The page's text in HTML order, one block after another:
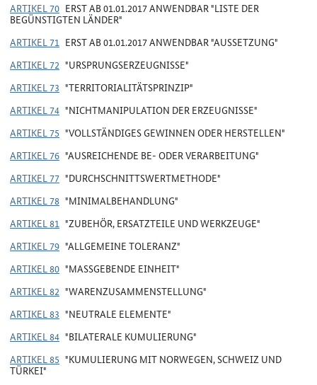
ARTIKEL 70 ERST AB 01.01.2017 ANWENDBAR "LISTE DER
BEGÜNSTIGTEN LÄNDER"
ARTIKEL 71 ERST AB 01.01.2017 ANWENDBAR "AUSSETZUNG"
ARTIKEL 72 "URSPRUNGSERZEUGNISSE"
ARTIKEL 73 "TERRITORIALITÄTSPRINZIP"
ARTIKEL 74 "NICHTMANIPULATION DER ERZEUGNISSE"
ARTIKEL 75 "VOLLSTÄNDIGES GEWINNEN ODER HERSTELLEN"
ARTIKEL 76 "AUSREICHENDE BE- ODER VERARBEITUNG"
ARTIKEL 77 "DURCHSCHNITTSWERTMETHODE"
ARTIKEL 78 "MINIMALBEHANDLUNG"
ARTIKEL 81 "ZUBEHÖR, ERSATZTEILE UND WERKZEUGE"
ARTIKEL 79 "ALLGEMEINE TOLERANZ"
ARTIKEL 80 "MASSGEBENDE EINHEIT"
ARTIKEL 82 "WARENZUSAMMENSTELLUNG"
ARTIKEL 83 "NEUTRALE ELEMENTE"
ARTIKEL 84 "BILATERALE KUMULIERUNG"
ARTIKEL 85 "KUMULIERUNG MIT NORWEGEN, SCHWEIZ UND
TÜRKEI"